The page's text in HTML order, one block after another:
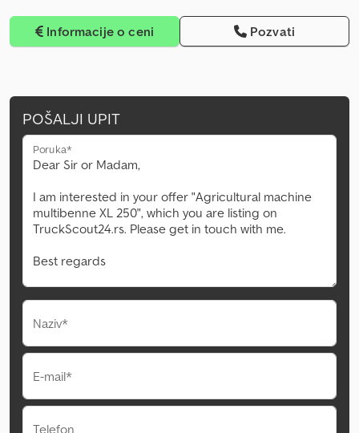
Informacije o ceni Pozvati
POŠALJI UPIT
Poruka*
Naziv*
E-mail*
Telefon